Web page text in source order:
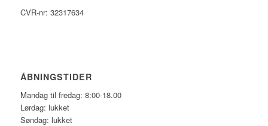
CVR-nr: 32317634
ÅBNINGSTIDER
Mandag til fredag: 8:00-18.00
Lørdag: lukket
Søndag: lukket